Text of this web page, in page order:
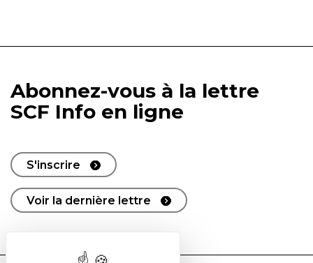
Abonnez-vous à la lettre
SCF Info en ligne
S'inscrire
Voir la dernière lettre